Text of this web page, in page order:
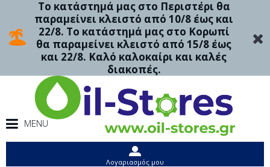
Το κατάστημά μας στο Περιστέρι θα
παραμείνει κλειστό από 10/8 έως και
22/8. Το κατάστημά μας στο Κορωπί
θα παραμείνει κλειστό από 15/8 έως
και 22/8. Καλό καλοκαίρι και καλές
διακοπές.
MENU
Λογαριασμός μου